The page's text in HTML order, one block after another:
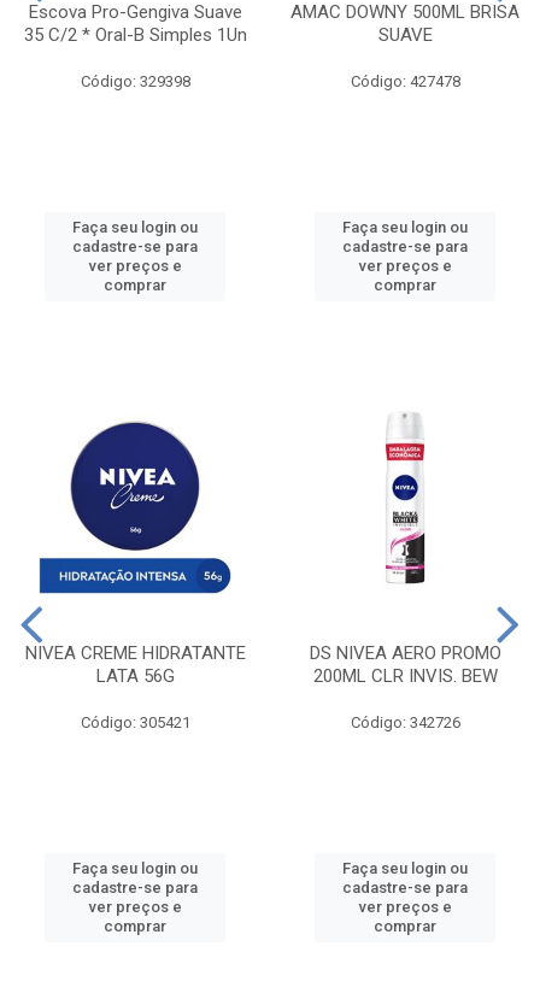
Escova Pro-Gengiva Suave
35 C/2 * Oral-B Simples 1Un
Código: 329398
Faça seu login ou
cadastre-se para
ver preços e
comprar
AMAC DOWNY 500ML BRISA
SUAVE
Código: 427478
Faça seu login ou
cadastre-se para
ver preços e
comprar
NIVEA CREME HIDRATANTE
LATA 56G
Código: 305421
Faça seu login ou
cadastre-se para
ver preços e
comprar
DS NIVEA AERO PROMO
200ML CLR INVIS. BEW
Código: 342726
Faça seu login ou
cadastre-se para
ver preços e
comprar